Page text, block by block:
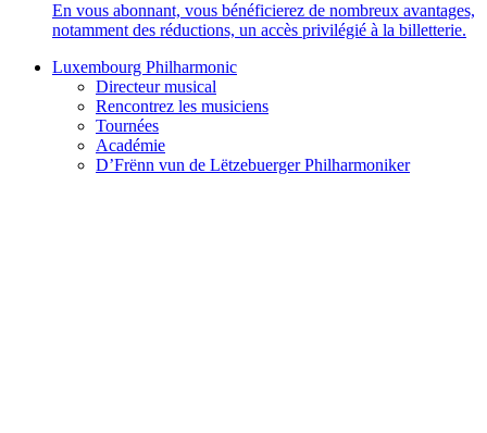
En vous abonnant, vous bénéficierez de nombreux avantages,
notamment des réductions, un accès privilégié à la billetterie.
Luxembourg Philharmonic
Directeur musical
Rencontrez les musiciens
Tournées
Académie
D’Frënn vun de Lëtzebuerger Philharmoniker